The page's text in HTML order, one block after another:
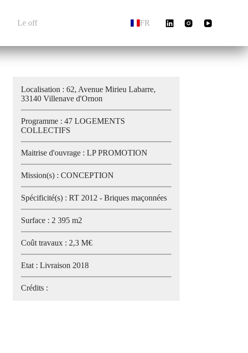
Le off FR
Localisation : 62, Avenue Mirieu Labarre,
33140 Villenave d'Ornon
Programme : 47 LOGEMENTS
COLLECTIFS
Maitrise d'ouvrage : LP PROMOTION
Mission(s) : CONCEPTION
Spécificité(s) : RT 2012 - Briques maçonnées
Surface : 2 395 m2
Coût travaux : 2,3 M€
Etat : Livraison 2018
Crédits :